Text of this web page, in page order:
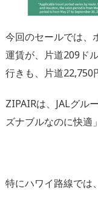
今回のセールでは、
運賃が、 片道209 ド
行きも、片道22,750
ZIPAIRは、JALグル
ズナブルなのに快適
特にハワイ路線では、